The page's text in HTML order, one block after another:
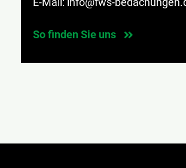
So finden Sie uns